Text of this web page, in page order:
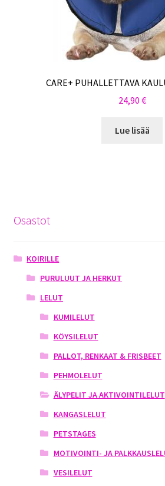
CARE+ PUHALLETTAVA
24,90 €
Lue lisää
Osastot
KOIRILLE
PURULUUT JA HERKUT
LELUT
KUMILELUT
KÖYSILELUT
PALLOT, RENKAAT & FRISBEET
PEHMOLELUT
ÄLYPELIT JA AKTIVOINTILELUT
KANGASLELUT
PETSTAGES
MOTIVOINTI- JA
VESILELUT